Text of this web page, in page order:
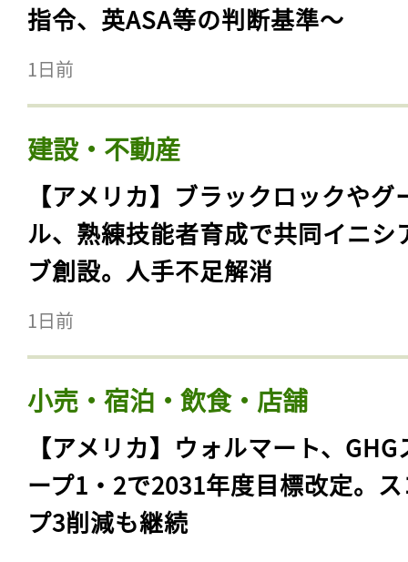
指令、英ASA等の判断基準〜
1日前
建設・不動産
【アメリカ】ブラックロックやグ
ル、熟練技能者育成で共同イニシ
ブ創設。人手不足解消
1日前
小売・宿泊・飲食・店舗
【アメリカ】ウォルマート、GHG
ープ1・2で2031年度目標改定。
プ3削減も継続